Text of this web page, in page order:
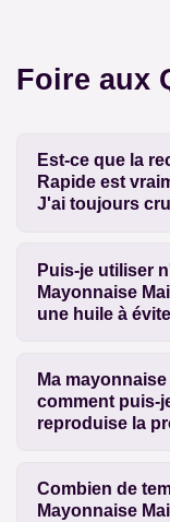
Foire aux
Est-ce que la
Rapide est
J'ai toujours
Puis-je utiliser
Mayonnaise
une huile à
Ma
comment puis-
reproduise la
Combien de
Mayonnaise